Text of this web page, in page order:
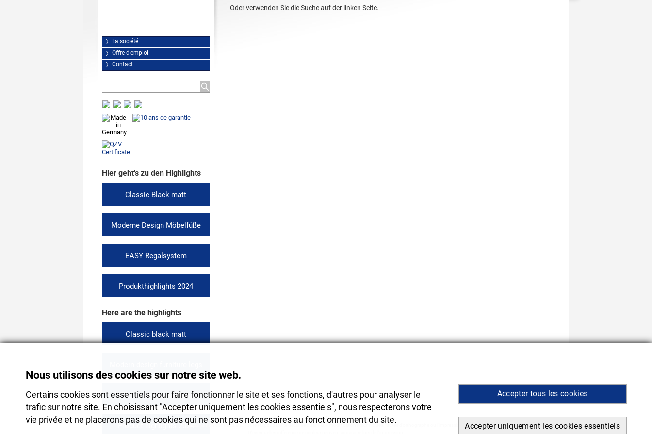
Nous utilisons des cookies sur notre site web.
Certains cookies sont essentiels pour faire fonctionner le site et ses fonctions, d'autres pour analyser le
trafic sur notre site. En choisissant "Accepter uniquement les cookies essentiels", nous respecterons votre
vie privée et ne placerons pas de cookies qui ne sont pas nécessaires au fonctionnement du site.
Accepter tous les cookies
Accepter uniquement les cookies essentiels
La société
Offre d'emploi
Contact
Hier geht's zu den Highlights
Classic Black matt
Moderne Design Möbelfüße
EASY Regalsystem
Produkthighlights 2024
Here are the highlights
Classic black matt
EASY shelving system
Product highlights 2024
Oder verwenden Sie die Suche auf der linken Seite.
Dessins non contractuels. Toute responsabilité déclinée quant aux modifications techniques, fautes d’orthographe ou l’impression.